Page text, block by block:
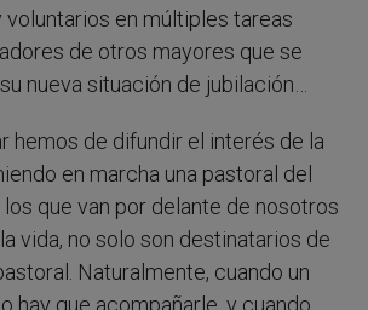
en múltiples tareas
de otros mayores que se
nueva situación de jubilación…
hemos de difundir el interés de la
en marcha una pastoral del
los que van por delante de nosotros
vida, no solo son destinatarios de
Naturalmente, cuando un
hay que acompañarle, y cuando